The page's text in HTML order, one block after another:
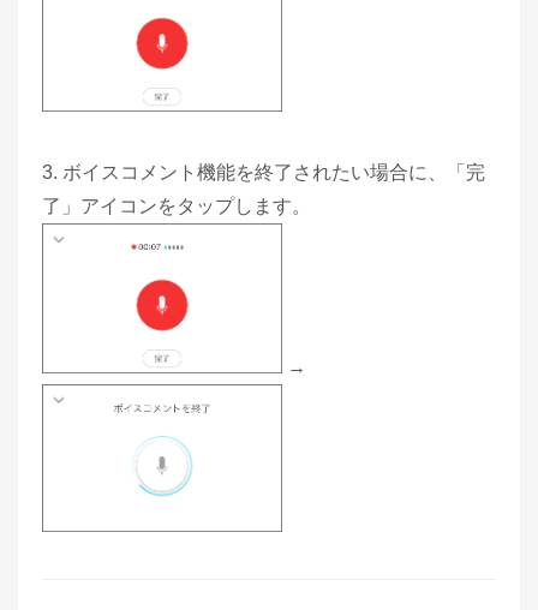
3. ボイスコメント機能を終了されたい場合に、「完
了」アイコンをタップします。
→